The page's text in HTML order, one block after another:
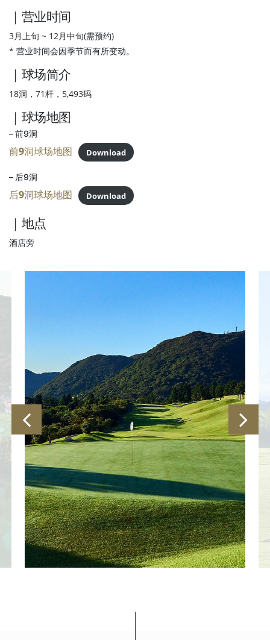
｜营业时间
3月上旬 ~ 12月中旬(需预约)
* 营业时间会因季节而有所变动。
｜球场简介
18洞，71杆，5,493码
｜球场地图
– 前9洞
前9洞球场地图 Download
– 后9洞
后9洞球场地图 Download
｜地点
酒店旁